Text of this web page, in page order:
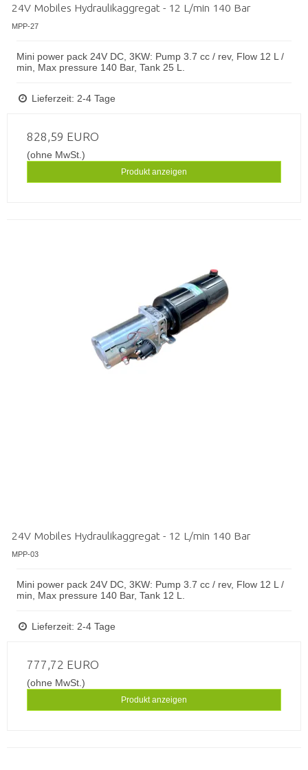
24V Mobiles Hydraulikaggregat - 12 L/min 140 Bar
MPP-27
Mini power pack 24V DC, 3KW: Pump 3.7 cc / rev, Flow 12 L /
min, Max pressure 140 Bar, Tank 25 L.
Lieferzeit: 2-4 Tage
828,59 EURO
(ohne MwSt.)
Produkt anzeigen
24V Mobiles Hydraulikaggregat - 12 L/min 140 Bar
MPP-03
Mini power pack 24V DC, 3KW: Pump 3.7 cc / rev, Flow 12 L /
min, Max pressure 140 Bar, Tank 12 L.
Lieferzeit: 2-4 Tage
777,72 EURO
(ohne MwSt.)
Produkt anzeigen